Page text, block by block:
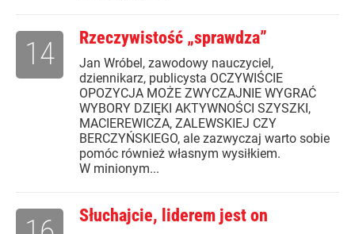
Rzeczywistość „sprawdza”
Jan Wróbel, zawodowy nauczyciel,
dziennikarz, publicysta OCZYWIŚCIE
OPOZYCJA MOŻE ZWYCZAJNIE WYGRAĆ
WYBORY DZIĘKI AKTYWNOŚCI SZYSZKI,
MACIEREWICZA, ZALEWSKIEJ CZY
BERCZYŃSKIEGO, ale zazwyczaj warto sobie
pomóc również własnym wysiłkiem.
W minionym...
14
Słuchajcie, liderem jest on